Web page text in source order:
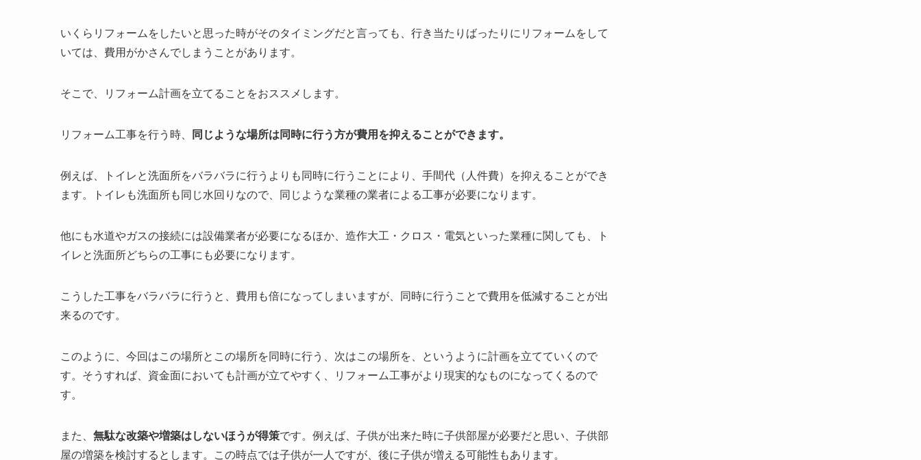
いくらリフォームをしたいと思った時がそのタイミングだと言っても、行き当たりばったりにリフォームをして
いては、費用がかさんでしまうことがあります。
そこで、リフォーム計画を立てることをおススメします。
リフォーム工事を行う時、 同じような場所は同時に行う方が費用を抑えることができます。
例えば、トイレと洗面所をバラバラに行うよりも同時に行うことにより、手間代（人件費）を抑えることができ
ます。トイレも洗面所も同じ水回りなので、同じような業種の業者による工事が必要になります。
他にも水道やガスの接続には設備業者が必要になるほか、造作大工・クロス・電気といった業種に関しても、ト
イレと洗面所どちらの工事にも必要になります。
こうした工事をバラバラに行うと、費用も倍になってしまいますが、同時に行うことで費用を低減することが出
来るのです。
このように、今回はこの場所とこの場所を同時に行う、次はこの場所を、というように計画を立てていくので
す。そうすれば、資金面においても計画が立てやすく、リフォーム工事がより現実的なものになってくるので
す。
また、 無駄な改築や増築はしないほうが得策です。例えば、子供が出来た時に子供部屋が必要だと思い、子供部
屋の増築を検討するとします。この時点では子供が一人ですが、後に子供が増える可能性もあります。